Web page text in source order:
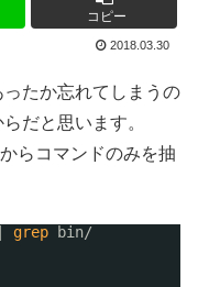
コピー
2018.03.30
たか忘れてしまうの
だと思います。
らコマンドのみを抽
grep
bin/